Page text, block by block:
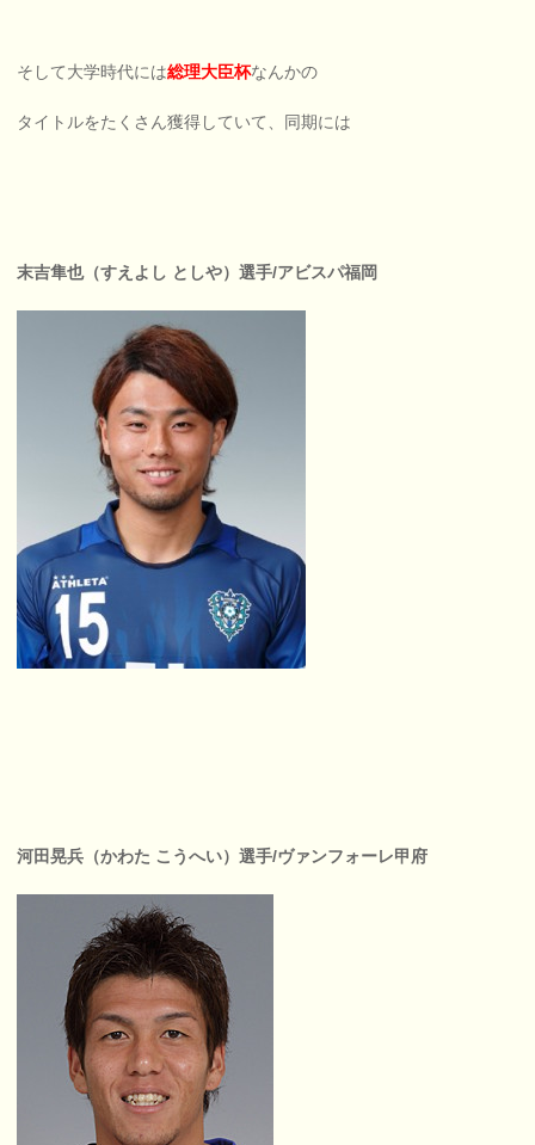
そして大学時代には総理大臣杯なんかの
タイトルをたくさん獲得していて、同期には
末吉隼也（すえよし としや）選手/アビスパ福岡
河田晃兵（かわた こうへい）選手/ヴァンフォーレ甲府